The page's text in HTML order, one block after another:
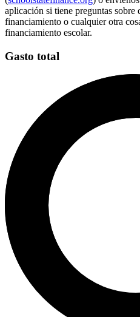
aplicación si tiene preguntas sobre
financiamiento o cualquier otra
financiamiento escolar.
Gasto total